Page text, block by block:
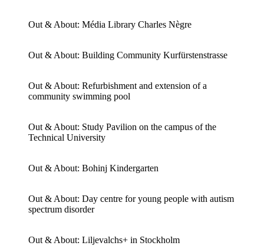
Out & About: Média Library Charles Nègre
Out & About: Building Community Kurfürstenstrasse
Out & About: Refurbishment and extension of a
community swimming pool
Out & About: Study Pavilion on the campus of the
Technical University
Out & About: Bohinj Kindergarten
Out & About: Day centre for young people with autism
spectrum disorder
Out & About: Liljevalchs+ in Stockholm